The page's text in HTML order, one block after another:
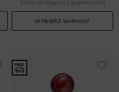
10 ml (dostępne 2 pojemności)
WYBIERZ WARIANT